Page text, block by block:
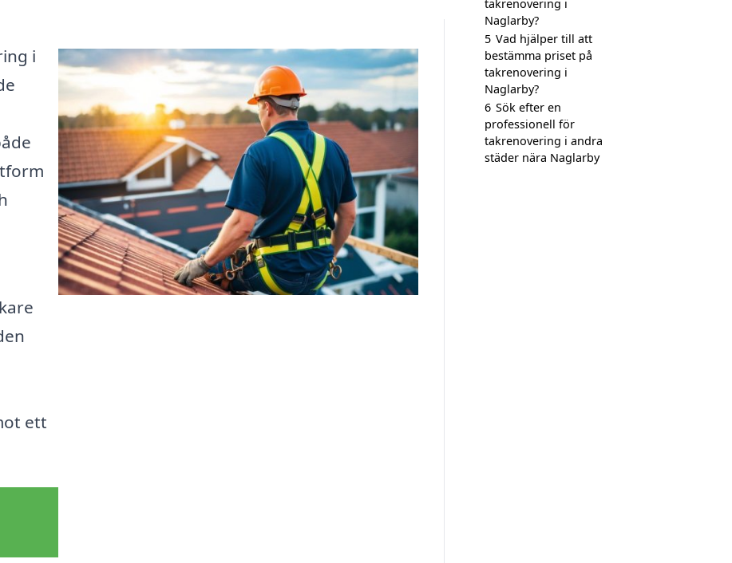
i
ett
takrenovering i
Naglarby?
5 Vad hjälper till att
bestämma priset på
takrenovering i
Naglarby?
6 Sök efter en
professionell för
takrenovering i andra
städer nära Naglarby